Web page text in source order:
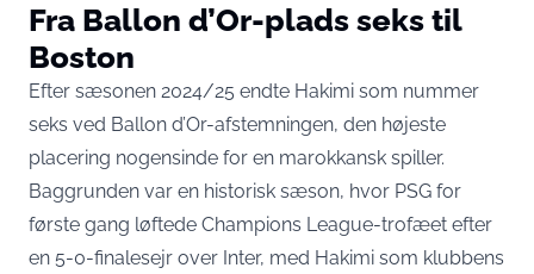
Fra Ballon d’Or-plads seks til
Boston
Efter sæsonen 2024/25 endte Hakimi som nummer
seks ved Ballon d’Or-afstemningen, den højeste
placering nogensinde for en marokkansk spiller.
Baggrunden var en historisk sæson, hvor PSG for
første gang løftede Champions League-trofæet efter
en 5-0-finalesejr over Inter, med Hakimi som klubbens